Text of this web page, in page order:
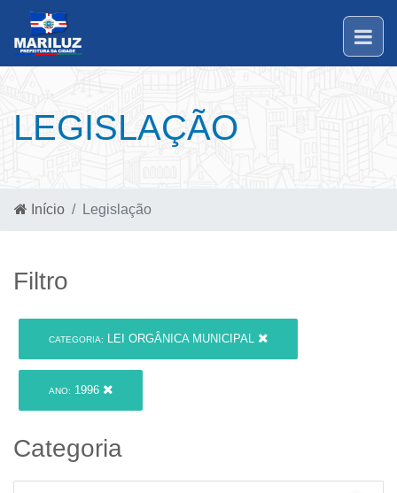
LEGISLAÇÃO
Início Legislação
Filtro
CATEGORIA: LEI ORGÂNICA MUNICIPAL
ANO: 1996
Categoria